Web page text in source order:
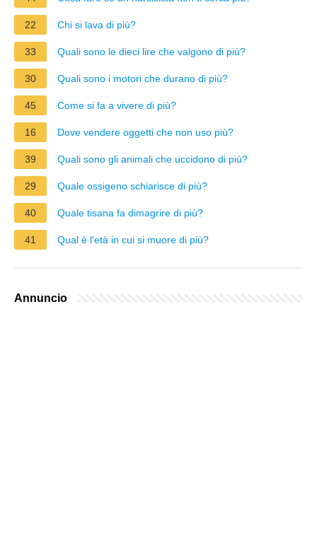
22 Chi si lava di più?
33 Quali sono le dieci lire che valgono di più?
30 Quali sono i motori che durano di più?
45 Come si fa a vivere di più?
16 Dove vendere oggetti che non uso più?
39 Quali sono gli animali che uccidono di più?
29 Quale ossigeno schiarisce di più?
40 Quale tisana fa dimagrire di più?
41 Qual è l'età in cui si muore di più?
Annuncio